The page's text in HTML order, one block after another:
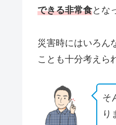
できる非常食とな
災害時にはいろん
ことも十分考えら
そ
り